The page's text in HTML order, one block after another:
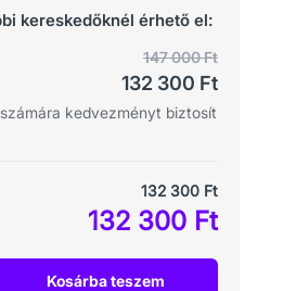
kereskedőknél érhető el:
147 000 Ft
132 300 Ft
kedvezményt biztosít
132 300 Ft
132 300 Ft
Kosárba teszem